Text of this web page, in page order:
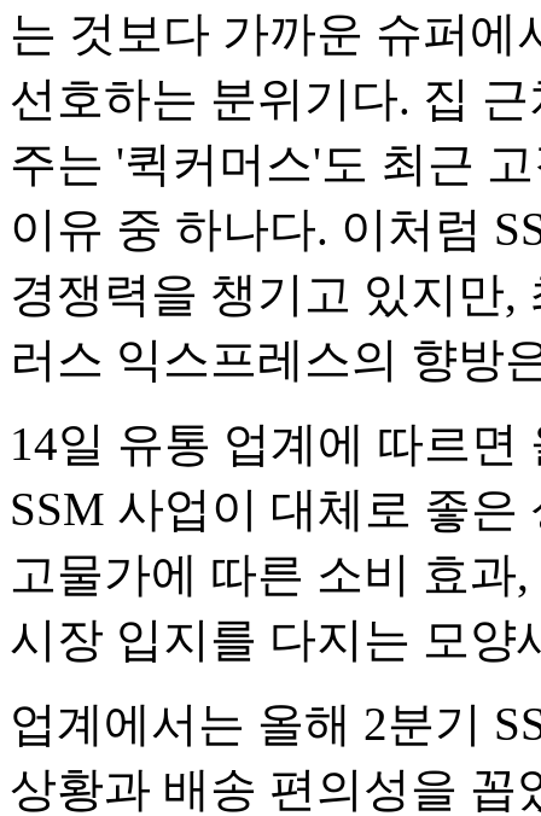
는 것보다 가까운 슈퍼에
선호하는 분위기다. 집
주는 '퀵커머스'도 최근
이유 중 하나다. 이처럼
경쟁력을 챙기고 있지만,
러스 익스프레스의 향방
14일 유통 업계에 따르
SSM 사업이 대체로 좋
고물가에 따른 소비 효과
시장 입지를 다지는 모양
업계에서는 올해 2분기
상황과 배송 편의성을 꼽